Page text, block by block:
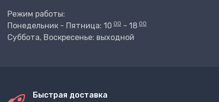
Режим работы:
Понедельник - Пятница: 10 00 - 18 00
Суббота, Воскресенье: выходной
Быстрая доставка